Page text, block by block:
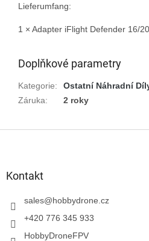
Lieferumfang:
1 × Adapter iFlight Defender 16/
Doplňkové parametry
Kategorie:
Ostatní Náhradní
Záruka: 2 roky
Kontakt
sales@hobbydrone.cz
+420 776 345 933
HobbyDroneFPV